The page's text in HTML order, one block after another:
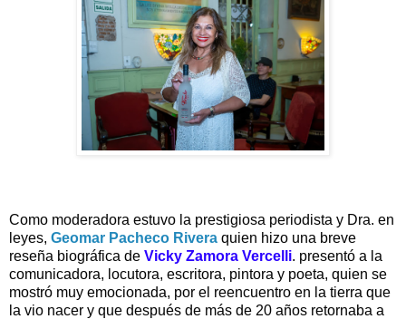
Como moderadora estuvo la prestigiosa periodista y Dra. en
leyes, Geomar Pacheco Rivera quien hizo una breve
reseña biográfica de Vicky Zamora Vercelli. presentó a la
comunicadora, locutora, escritora, pintora y poeta, quien se
mostró muy emocionada, por el reencuentro en la tierra que
la vio nacer y que después de más de 20 años retornaba a